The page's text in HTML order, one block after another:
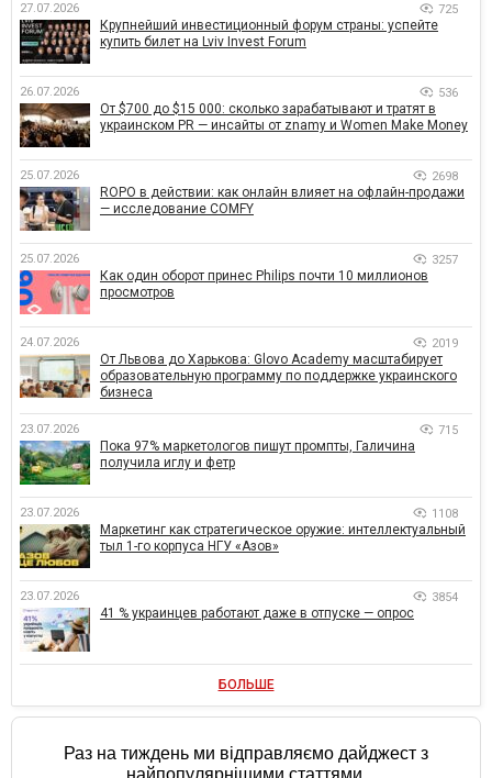
27.07.2026 725
Крупнейший инвестиционный форум страны: успейте
купить билет на Lviv Invest Forum
26.07.2026 536
От $700 до $15 000: сколько зарабатывают и тратят в
украинском PR — инсайты от znamy и Women Make Money
25.07.2026 2698
ROPO в действии: как онлайн влияет на офлайн-продажи
— исследование COMFY
25.07.2026 3257
Как один оборот принес Philips почти 10 миллионов
просмотров
24.07.2026 2019
От Львова до Харькова: Glovo Academy масштабирует
образовательную программу по поддержке украинского
бизнеса
23.07.2026 715
Пока 97% маркетологов пишут промпты, Галичина
получила иглу и фетр
23.07.2026 1108
Маркетинг как стратегическое оружие: интеллектуальный
тыл 1-го корпуса НГУ «Азов»
23.07.2026 3854
41 % украинцев работают даже в отпуске — опрос
БОЛЬШЕ
Раз на тиждень ми відправляємо дайджест з
найпопулярнішими статтями.